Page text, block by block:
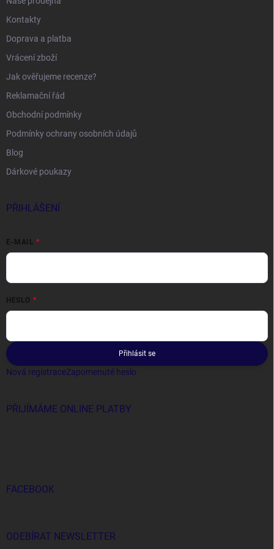
Kontakty
Doprava a platba
Vrácení zboží
Jak ověřujeme recenze?
Reklamační řád
Obchodní podmínky
Podmínky ochrany osobních údajů
Blog
Dárkové poukazy
PŘIHLÁŠENÍ
E-MAIL
HESLO
Přihlásit se
Nová registraceZapomenuté heslo
PŘIJÍMÁME ONLINE PLATBY
FACEBOOK
ODEBÍRAT NEWSLETTER